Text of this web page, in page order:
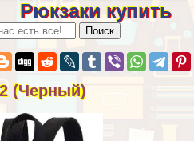
Рюкзаки купить
(Черный)